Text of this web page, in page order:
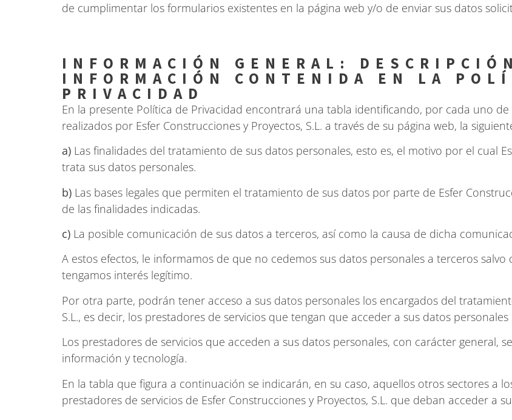
de cumplimentar los formularios existentes en la página web y/o de enviar sus datos
INFORMACIÓN GENERAL:
INFORMACIÓN CONTENIDA EN LA
PRIVACIDAD
En la presente Política de Privacidad encontrará una tabla identificando, por cada uno
realizados por Esfer Construcciones y Proyectos, S.L. a través de su página web, la
a) Las finalidades del tratamiento de sus datos personales, esto es, el motivo por el cual
trata sus datos personales.
b) Las bases legales que permiten el tratamiento de sus datos por parte de Esfer
de las finalidades indicadas.
c) La posible comunicación de sus datos a terceros, así como la causa de dicha
A estos efectos, le informamos de que no cedemos sus datos personales a terceros
tengamos interés legítimo.
Por otra parte, podrán tener acceso a sus datos personales los encargados del
S.L., es decir, los prestadores de servicios que tengan que acceder a sus datos
Los prestadores de servicios que acceden a sus datos personales, con carácter general,
información y tecnología.
En la tabla que figura a continuación se indicarán, en su caso, aquellos otros sectores a
prestadores de servicios de Esfer Construcciones y Proyectos, S.L. que deban acceder a